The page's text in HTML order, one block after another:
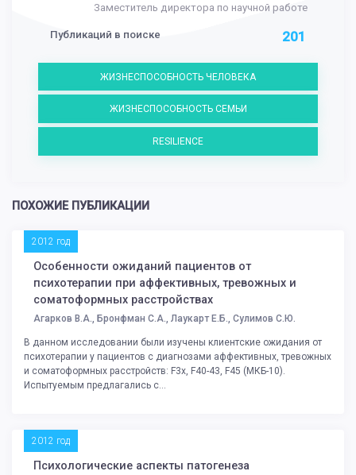
Заместитель директора по научной работе
Публикаций в поиске 201
ЖИЗНЕСПОСОБНОСТЬ ЧЕЛОВЕКА
ЖИЗНЕСПОСОБНОСТЬ СЕМЬИ
RESILIENCE
ПОХОЖИЕ ПУБЛИКАЦИИ
2012 год
Особенности ожиданий пациентов от
психотерапии при аффективных, тревожных и
соматоформных расстройствах
Агарков В.А., Бронфман С.А., Лаукарт Е.Б., Сулимов С.Ю.
В данном исследовании были изучены клиентские ожидания от
психотерапии у пациентов с диагнозами аффективных, тревожных
и соматоформных расстройств: F3x, F40-43, F45 (МКБ-10).
Испытуемым предлагались с...
2012 год
Психологические аспекты патогенеза